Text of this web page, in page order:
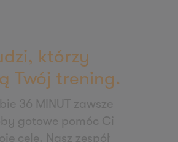
Zapisz mnie
którzy
Twój trening.
36 MINUT zawsze
gotowe pomóc Ci
cele. Nasz zespół